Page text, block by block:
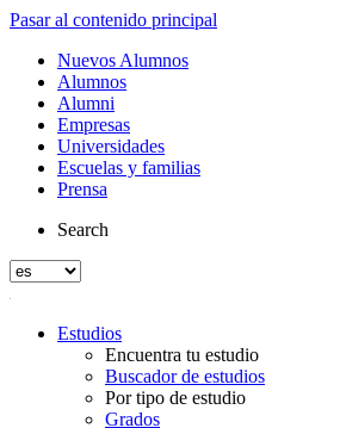
Pasar al contenido principal
Nuevos Alumnos
Alumnos
Alumni
Empresas
Universidades
Escuelas y familias
Prensa
Search
Estudios
Encuentra tu estudio
Buscador de estudios
Por tipo de estudio
Grados